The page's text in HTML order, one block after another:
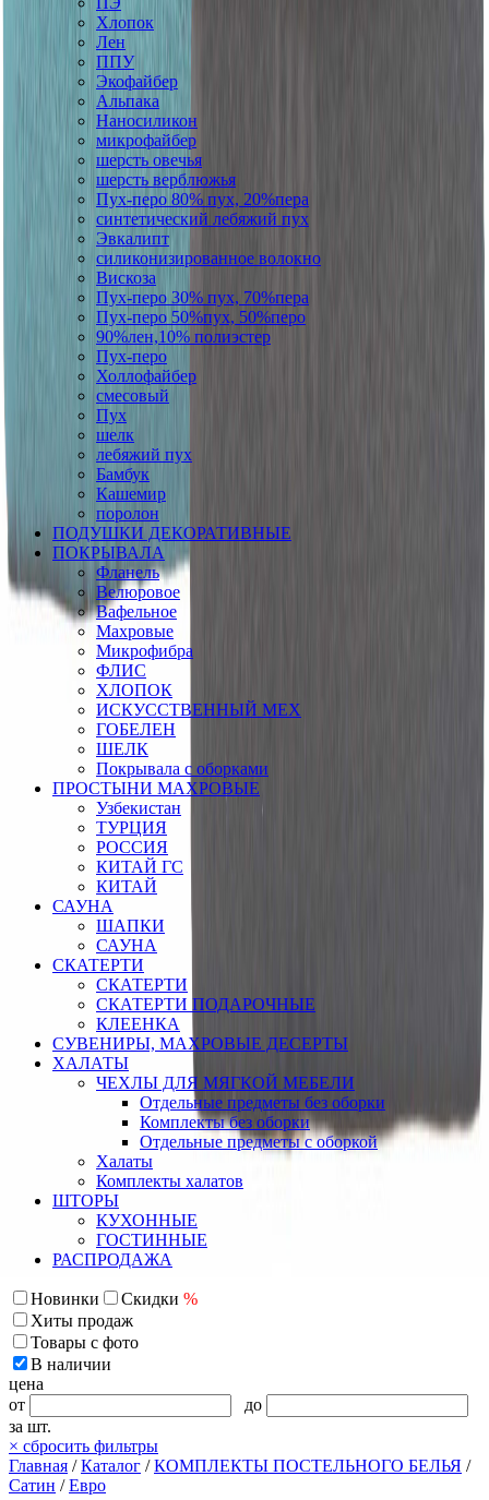
Хлопок
Лен
ППУ
Экофайбер
Альпака
Наносиликон
микрофайбер
шерсть овечья
шерсть верблюжья
Пух-перо 80% пух, 20%пера
синтетический лебяжий пух
Эвкалипт
силиконизированное волокно
Вискоза
Пух-перо 30% пух, 70%пера
Пух-перо 50%пух, 50%перо
90%лен,10% полиэстер
Пух-перо
Холлофайбер
смесовый
Пух
шелк
лебяжий пух
Бамбук
Кашемир
поролон
ПОДУШКИ ДЕКОРАТИВНЫЕ
ПОКРЫВАЛА
Фланель
Велюровое
Вафельное
Махровые
Микрофибра
ФЛИС
ХЛОПОК
ИСКУССТВЕННЫЙ МЕХ
ГОБЕЛЕН
ШЕЛК
Покрывала с оборками
ПРОСТЫНИ МАХРОВЫЕ
Узбекистан
ТУРЦИЯ
РОССИЯ
КИТАЙ ГС
КИТАЙ
САУНА
ШАПКИ
САУНА
СКАТЕРТИ
СКАТЕРТИ
СКАТЕРТИ ПОДАРОЧНЫЕ
КЛЕЕНКА
СУВЕНИРЫ, МАХРОВЫЕ ДЕСЕРТЫ
ХАЛАТЫ
ЧЕХЛЫ ДЛЯ МЯГКОЙ МЕБЕЛИ
Отдельные предметы без оборки
Комплекты без оборки
Отдельные предметы с оборкой
Халаты
Комплекты халатов
ШТОРЫ
КУХОННЫЕ
ГОСТИННЫЕ
РАСПРОДАЖА
Новинки Скидки %
Хиты продаж
Товары с фото
В наличии
цена
от
до
за шт.
× сбросить фильтры
Главная /Каталог /КОМПЛЕКТЫ ПОСТЕЛЬНОГО БЕЛЬЯ /
Сатин /Евро